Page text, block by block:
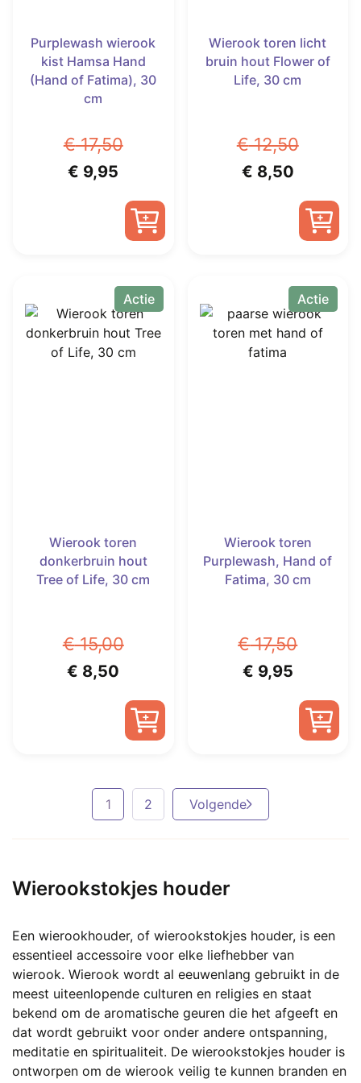
Purplewash wierook
kist Hamsa Hand
(Hand of Fatima), 30
cm
€17,50
Oorspronkelijke
€ 9,95
prijs
is:
Wierook toren licht
bruin hout Flower of
Life, 30 cm
€12,50
€ 8,50Huidige
prijs
is:
Actie
Wierook toren
donkerbruin hout
Tree of Life, 30 cm
€15,00
Oorspronkelijke
€ 8,50
prijs
is:
Actie
Wierook toren
Purplewash, Hand of
Fatima, 30 cm
€17,50
€ 9,95Huidige
prijs
is:
1 2 Volgende
Wierookstokjes houder
Een wierookhouder, of wierookstokjes houder, is een
essentieel accessoire voor elke liefhebber van
wierook. Wierook wordt al eeuwenlang gebruikt in de
meest uiteenlopende culturen en religies en staat
bekend om de aromatische geuren die het afgeeft en
dat wordt gebruikt voor onder andere ontspanning,
meditatie en spiritualiteit. De wierookstokjes houder is
ontworpen om de wierook veilig te kunnen branden en